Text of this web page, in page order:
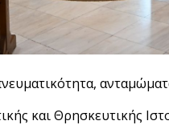
και Θρησκευτικής